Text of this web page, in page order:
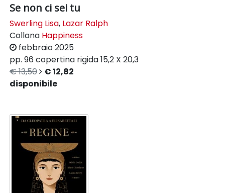
Se non ci sei tu
Swerling Lisa, Lazar Ralph
Collana Happiness
febbraio 2025
pp. 96 copertina rigida15,2 X 20,3
€ 13,50
€ 12,82
disponibile